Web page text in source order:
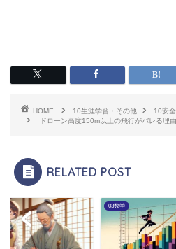
HOME 10生涯学習・その他
10安
ドローン高度150m以上の飛行がバレる理
RELATED POST
0202地理